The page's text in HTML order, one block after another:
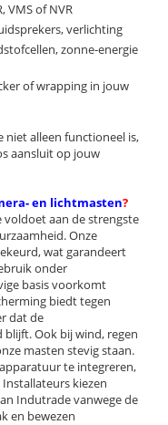
VMS of NVR
verlichting
zonne-energie
of wrapping in jouw
niet alleen functioneel is,
aansluit op jouw
en lichtmasten?
voldoet aan de strengste
Onze
wat garandeert
onder
basis voorkomt
biedt tegen
dat de
Ook bij wind, regen
masten stevig staan.
te integreren,
kiezen
Indutrade vanwege de
en bewezen